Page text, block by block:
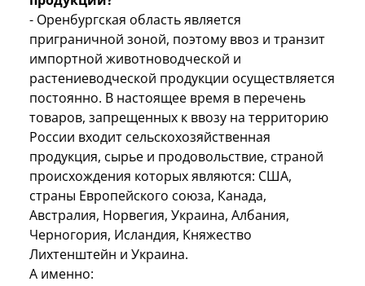
- Оренбургская область является
приграничной зоной, поэтому ввоз и транзит
импортной животноводческой и
растениеводческой продукции осуществляется
постоянно. В настоящее время в перечень
товаров, запрещенных к ввозу на территорию
России входит сельскохозяйственная
продукция, сырье и продовольствие, страной
происхождения которых являются: США,
страны Европейского союза, Канада,
Австралия, Норвегия, Украина, Албания,
Черногория, Исландия, Княжество
Лихтенштейн и Украина.
А именно: